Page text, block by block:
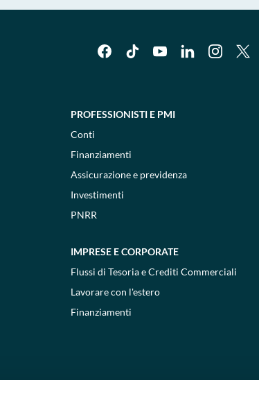
PROFESSIONISTI E PMI
Conti
Finanziamenti
Assicurazione e previdenza
Investimenti
PNRR
IMPRESE E CORPORATE
Flussi di Tesoria e Crediti Commerciali
Lavorare con l'estero
Finanziamenti